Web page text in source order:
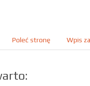
Poleć stronę Wpis